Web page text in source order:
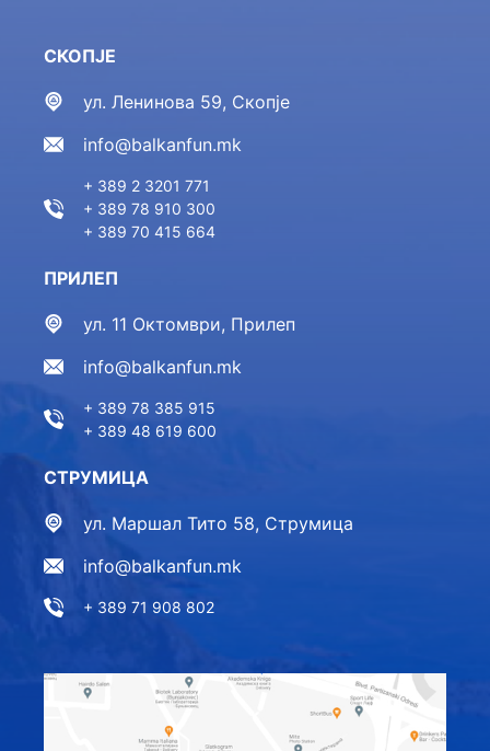
СКОПЈЕ
ул. Ленинова 59, Скопје
info@balkanfun.mk
+ 389 2 3201 771
+ 389 78 910 300
+ 389 70 415 664
ПРИЛЕП
ул. 11 Октомври, Прилеп
info@balkanfun.mk
+ 389 78 385 915
+ 389 48 619 600
СТРУМИЦА
ул. Маршал Тито 58, Струмица
info@balkanfun.mk
+ 389 71 908 802